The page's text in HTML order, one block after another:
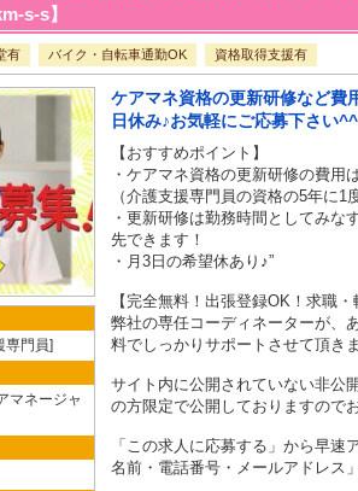
s-s】
有 バイク・自転車通勤OK 資格取得支援有
専門員
マネージャ
ケアマネ資格の更新研修など費
日休み♪お気軽にご応募下さい^^
【おすすめポイント】
・ケアマネ資格の更新研修の費用
（介護支援専門員の資格の5年に1
・更新研修は勤務時間としてみな
先できます！
・月3日の希望休あり♪”
【完全無料！出張登録OK！求職・
弊社の専任コーディネーターが、
料でしっかりサポートさせて頂き
サイト内に公開されていない非公
の方限定で公開しておりますので
「この求人に応募する」から早速
名前・電話番号・メールアドレス